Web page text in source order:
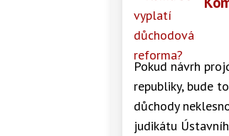
Pokud návrh
republiky, bude
důchody
judikátu